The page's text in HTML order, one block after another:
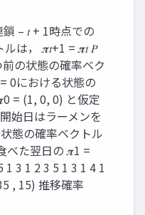
– 𝑡 + 1時点での
は， 𝝅𝑡+1 = 𝝅𝑡 𝑃
の状態の確率ベク
0における状態の
= (1, 0, 0) と仮定
始日はラーメンを
態の確率ベクトル
べた翌日の 𝝅1 =
3 1 2 3 5 1 3 1 4 1
, 15) 推移確率